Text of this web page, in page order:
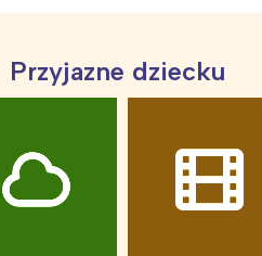
Przyjazne dziecku